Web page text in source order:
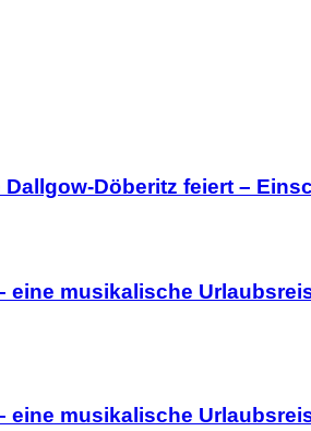
Döberitz feiert –
eine musikalische
eine musikalische